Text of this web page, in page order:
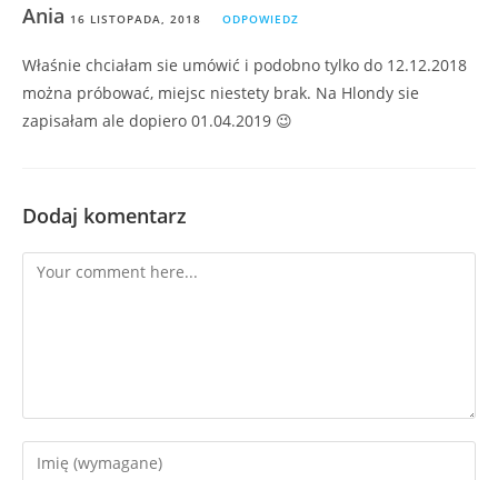
Ania 16 LISTOPADA, 2018 ODPOWIEDZ
Właśnie chciałam sie umówić i podobno tylko do 12.12.2018
można próbować, miejsc niestety brak. Na Hlondy sie
zapisałam ale dopiero 01.04.2019 😉
Dodaj komentarz